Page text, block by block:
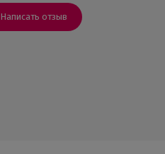
Написать отзыв